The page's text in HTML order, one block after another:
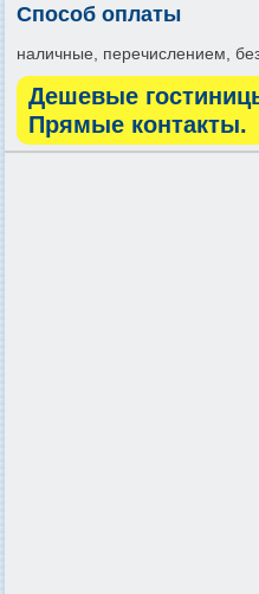
Способ оплаты
наличные, перечислением,
Дешевые
Прямые контакты.